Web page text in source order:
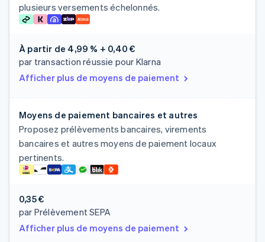
plusieurs versements échelonnés.
À partir de 4,99 % + 0,40 €
par transaction réussie pour Klarna
Afficher plus de moyens de paiement
Moyens de paiement bancaires et autres
Proposez prélèvements bancaires, virements
bancaires et autres moyens de paiement locaux
pertinents.
0,35 €
par Prélèvement SEPA
Afficher plus de moyens de paiement